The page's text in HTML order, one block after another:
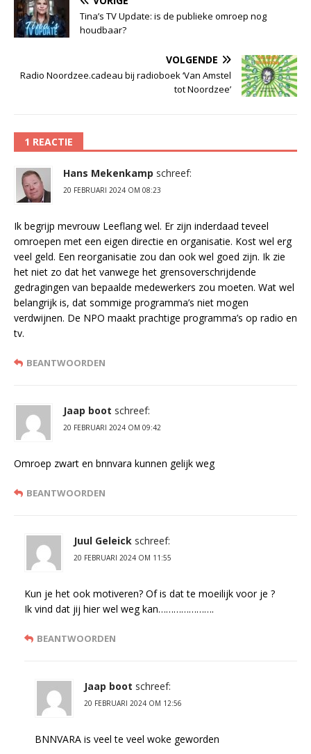
Tina’s TV Update: is de publieke omroep nog
houdbaar?
VOLGENDE
Radio Noordzee.cadeau bij radioboek ‘Van Amstel
tot Noordzee’
1 REACTIE
Hans Mekenkamp schreef:
20 FEBRUARI 2024 OM 08:23
Ik begrijp mevrouw Leeflang wel. Er zijn inderdaad teveel
omroepen met een eigen directie en organisatie. Kost wel erg
veel geld. Een reorganisatie zou dan ook wel goed zijn. Ik zie
het niet zo dat het vanwege het grensoverschrijdende
gedragingen van bepaalde medewerkers zou moeten. Wat wel
belangrijk is, dat sommige programma’s niet mogen
verdwijnen. De NPO maakt prachtige programma’s op radio en
tv.
BEANTWOORDEN
Jaap boot schreef:
20 FEBRUARI 2024 OM 09:42
Omroep zwart en bnnvara kunnen gelijk weg
BEANTWOORDEN
Juul Geleick schreef:
20 FEBRUARI 2024 OM 11:55
Kun je het ook motiveren? Of is dat te moeilijk voor je ?
Ik vind dat jij hier wel weg kan………………….
BEANTWOORDEN
Jaap boot schreef:
20 FEBRUARI 2024 OM 12:56
BNNVARA is veel te veel woke geworden